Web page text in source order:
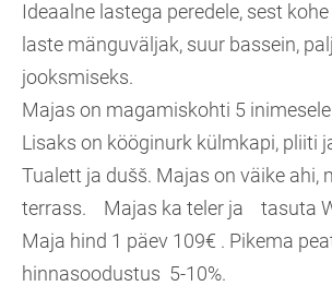
Ideaalne lastega peredele, sest
laste mänguväljak, suur bassein,
jooksmiseks.
Majas on magamiskohti 5
Lisaks on kööginurk külmkapi, pliiti
Tualett ja dušš. Majas on väike ahi,
terrass. Majas ka teler ja tasuta
Maja hind 1 päev 109€ . Pikema
hinnasoodustus 5-10%.